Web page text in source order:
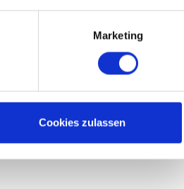
Marketing
Cookies zulassen